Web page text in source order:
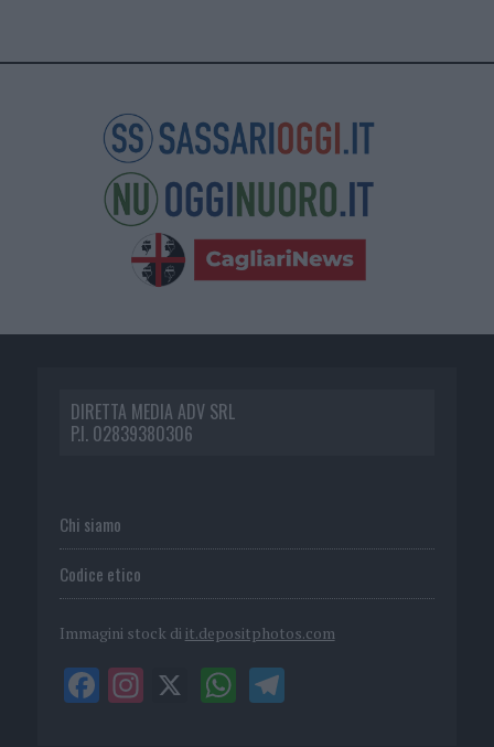
DIRETTA MEDIA ADV SRL
P.I. 02839380306
Chi siamo
Codice etico
Immagini stock di it.depositphotos.com